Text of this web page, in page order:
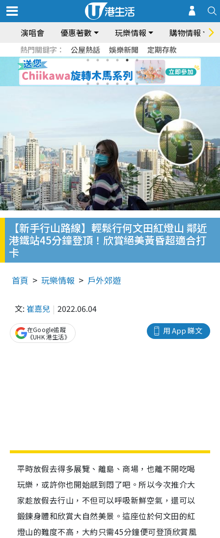
演唱會 優惠著數 玩樂情報 購物情報
熱門關鍵字： 公屋熱話 娛樂新聞 定期存款
【新手行山路線】輕鬆行何文田紅燈山 鄰近
港鐵站45分鐘登頂！欣賞絕美黃昏超適合打
卡
首頁 玩樂情報 戶外郊遊
文: 崔嘉兒 2022.06.04
用 App 睇文
在Google追蹤
《UHK 港生活》
平時放假去得多展覽、離島、商場，也離不開吃喝
玩樂，或許你也開始感到悶了吧。所以今次推介大
家趁放假去行山，不但可以呼吸新鮮空氣，還可以
鍛鍊身體和欣賞大自然美景。這座位於何文田的紅
燈山的難度不高，大約只需45分鐘便可登頂欣賞風